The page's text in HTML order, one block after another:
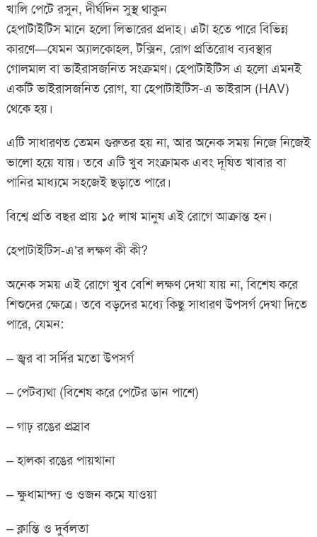
খালি পেটে রসুন, দীর্ঘদিন সুস্থ থাকুন
হেপাটাইটিস মানে হলো লিভারের প্রদাহ। এটা হতে পারে বিভিন্ন
কারণে—যেমন অ্যালকোহল, টক্সিন, রোগ প্রতিরোধ ব্যবস্থার
গোলমাল বা ভাইরাসজনিত সংক্রমণ। হেপাটাইটিস এ হলো এমনই
একটি ভাইরাসজনিত রোগ, যা হেপাটাইটিস-এ ভাইরাস (HAV)
থেকে হয়।
এটি সাধারণত তেমন গুরুতর হয় না, আর অনেক সময় নিজে নিজেই
ভালো হয়ে যায়। তবে এটি খুব সংক্রামক এবং দূষিত খাবার বা
পানির মাধ্যমে সহজেই ছড়াতে পারে।
বিশ্বে প্রতি বছর প্রায় ১৫ লাখ মানুষ এই রোগে আক্রান্ত হন।
হেপাটাইটিস-এ’র লক্ষণ কী কী?
অনেক সময় এই রোগে খুব বেশি লক্ষণ দেখা যায় না, বিশেষ করে
শিশুদের ক্ষেত্রে। তবে বড়দের মধ্যে কিছু সাধারণ উপসর্গ দেখা দিতে
পারে, যেমন:
– জ্বর বা সর্দির মতো উপসর্গ
– পেটব্যথা (বিশেষ করে পেটের ডান পাশে)
– গাঢ় রঙের প্রস্রাব
– হালকা রঙের পায়খানা
– ক্ষুধামান্দ্য ও ওজন কমে যাওয়া
– ক্লান্তি ও দুর্বলতা